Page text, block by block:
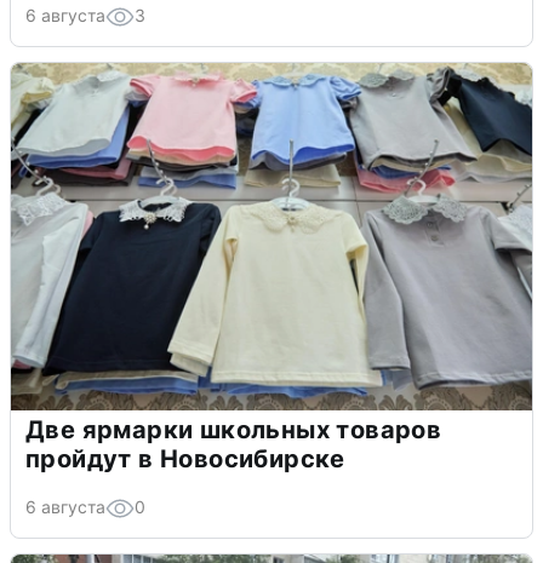
6 августа 3
Две ярмарки школьных товаров
пройдут в Новосибирске
6 августа 0